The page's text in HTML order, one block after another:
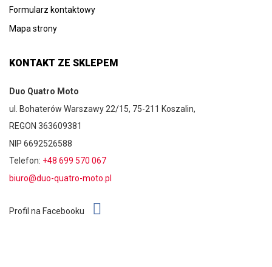
Formularz kontaktowy
Mapa strony
KONTAKT ZE SKLEPEM
Duo Quatro Moto
ul. Bohaterów Warszawy 22/15, 75-211 Koszalin,
REGON 363609381
NIP 6692526588
Telefon: +48 699 570 067
biuro@duo-quatro-moto.pl
Profil na Facebooku